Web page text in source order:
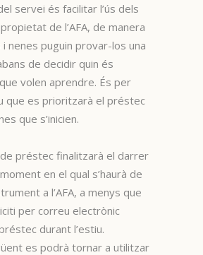
servei és facilitar l’ús dels
de l’AFA, de manera
i nenes puguin provar-los una
de decidir quin és
volen aprendre. És per
que es prioritzarà el préstec
que s’inicien.
préstec finalitzarà el darrer
en el qual s’haurà de
a l’AFA, a menys que
per correu electrònic
durant l’estiu.
es podrà tornar a utilitzar